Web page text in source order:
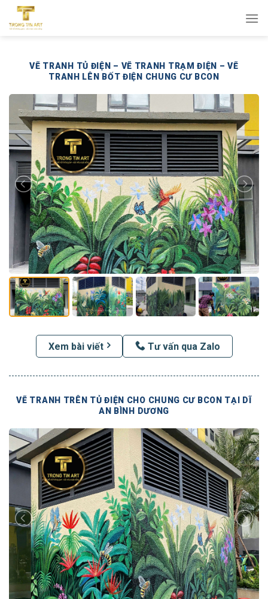
qua
VẼ TRANH TỦ ĐIỆN – VẼ TRANH TRẠM ĐIỆN – VẼ
TRANH LÊN BỐT ĐIỆN CHUNG CƯ BCON
Xem bài viết Tư vấn qua Zalo
VẼ TRANH TRÊN TỦ ĐIỆN CHO CHUNG CƯ BCON TẠI DĨ
AN BÌNH DƯƠNG